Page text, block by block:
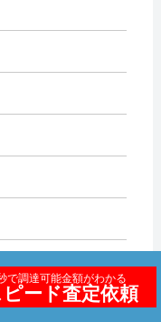
で調達可能金額がわかる
ピード査定依頼